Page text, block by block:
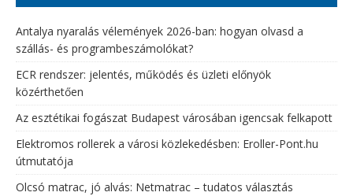
Antalya nyaralás vélemények 2026-ban: hogyan olvasd a
szállás- és programbeszámolókat?
ECR rendszer: jelentés, működés és üzleti előnyök
közérthetően
Az esztétikai fogászat Budapest városában igencsak felkapott
Elektromos rollerek a városi közlekedésben: Eroller-Pont.hu
útmutatója
Olcsó matrac, jó alvás: Netmatrac – tudatos választás